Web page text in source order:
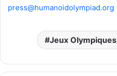
press@humanoidolympiad.org
Jeux Olympiques